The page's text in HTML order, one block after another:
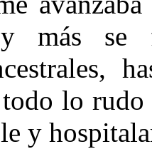
y más
lo
y